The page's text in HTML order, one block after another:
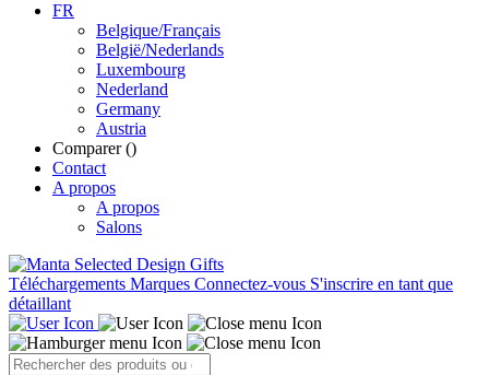
FR
Belgique/Français
België/Nederlands
Luxembourg
Nederland
Germany
Austria
Comparer ()
Contact
A propos
A propos
Salons
Téléchargements Marques Connectez-vous S'inscrire en tant que
détaillant